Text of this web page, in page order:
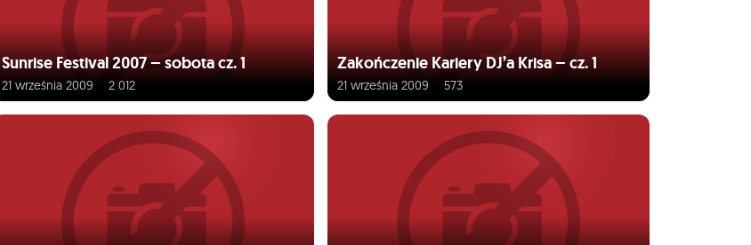
Sunrise Festival 2007 – sobota cz. 1
21 września 2009 2 012
Zakończenie Kariery DJ’a Krisa – cz. 1
21 września 2009 573